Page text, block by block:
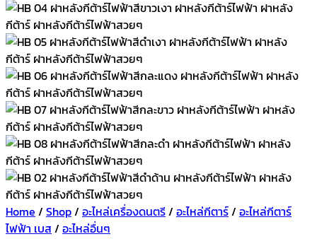
Home / Shop/ อะไหล่เครื่องดนตรี/ อะไหล่กีตาร์/ อะไหล่กีตาร์
ไฟฟ้า เบส/ อะไหล่อื่นๆ